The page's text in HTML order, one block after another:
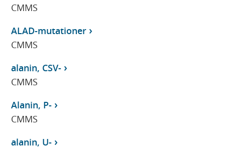
CMMS
ALAD-mutationer
CMMS
alanin, CSV-
CMMS
Alanin, P-
CMMS
alanin, U-